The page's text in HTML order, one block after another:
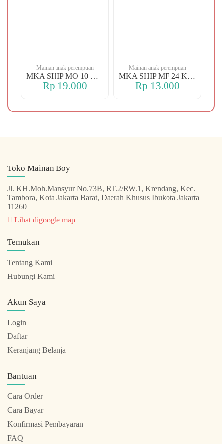
Mainan anak perempuan
MKA SHIP MO 10 CHERRY
Rp 19.000
Mainan anak perempuan
MKA SHIP MF 24 KERANJANG
Rp 13.000
Toko Mainan Boy
Jl. KH.Moh.Mansyur No.73B, RT.2/RW.1, Krendang, Kec.
Tambora, Kota Jakarta Barat, Daerah Khusus Ibukota Jakarta
11260
Lihat digoogle map
Temukan
Tentang Kami
Hubungi Kami
Akun Saya
Login
Daftar
Keranjang Belanja
Bantuan
Cara Order
Cara Bayar
Konfirmasi Pembayaran
FAQ